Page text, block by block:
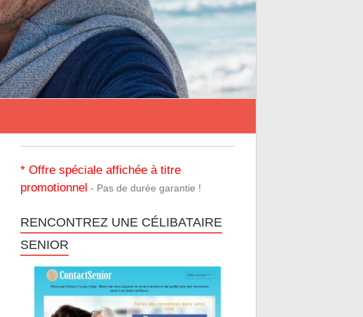
* Offre spéciale affichée à titre
promotionnel - Pas de durée garantie !
RENCONTREZ UNE CÉLIBATAIRE
SENIOR